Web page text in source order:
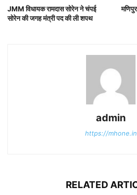
JMM विधायक रामदास सोरेन ने चंपई
सोरेन की जगह मंत्री पद की ली शपथ
admin
https://mhone.in
RELATED